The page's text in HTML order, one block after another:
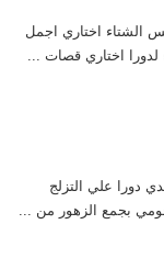
الشتاء اختاري اجمل
اختاري قصات ...
دورا علي التزلج
بجمع الزهور من ...